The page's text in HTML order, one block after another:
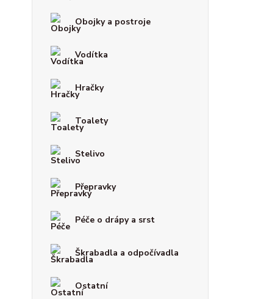
Obojky a postroje
Vodítka
Hračky
Toalety
Stelivo
Přepravky
Péče o drápy a srst
Škrabadla a odpočívadla
Ostatní